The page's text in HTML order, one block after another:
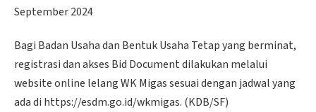
September 2024
Bagi Badan Usaha dan Bentuk Usaha Tetap yang berminat,
registrasi dan akses Bid Document dilakukan melalui
website online lelang WK Migas sesuai dengan jadwal yang
ada di https://esdm.go.id/wkmigas. (KDB/SF)